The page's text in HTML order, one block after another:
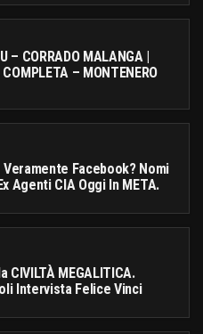
– CORRADO MALANGA |
COMPLETA – MONTENERO
Facebook? Nomi
Agenti CIA Oggi In META.
CIVILTÀ MEGALITICA.
Intervista Felice Vinci